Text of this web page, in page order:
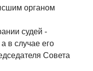
органом
судей -
в случае его
Совета